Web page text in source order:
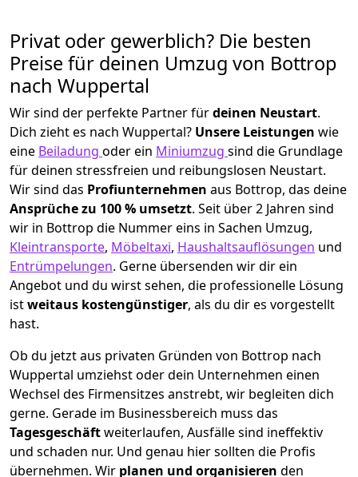
Privat oder gewerblich? Die besten
Preise für deinen Umzug von Bottrop
nach Wuppertal
Wir sind der perfekte Partner fürdeinen Neustart.
Dich zieht es nach Wuppertal? Unsere Leistungen wie
eine Beiladung oder ein Miniumzug sind die Grundlage
für deinen stressfreien und reibungslosen Neustart.
Wir sind das Profiunternehmen aus Bottrop, das deine
Ansprüche zu 100 % umsetzt. Seit über 2 Jahren sind
wir in Bottrop die Nummer eins in Sachen Umzug,
Kleintransporte, Möbeltaxi, Haushaltsauflösungen und
Entrümpelungen. Gerne übersenden wir dir ein
Angebot und du wirst sehen, die professionelle Lösung
istweitaus kostengünstiger, als du dir es vorgestellt
hast.
Ob du jetzt aus privaten Gründen von Bottrop nach
Wuppertal umziehst oder dein Unternehmen einen
Wechsel des Firmensitzes anstrebt, wir begleiten dich
gerne. Gerade im Businessbereich muss das
Tagesgeschäftweiterlaufen, Ausfälle sind ineffektiv
und schaden nur. Und genau hier sollten die Profis
übernehmen. Wir planen und organisieren den